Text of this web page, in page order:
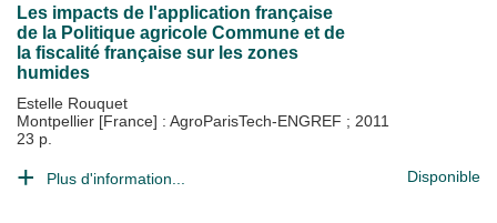
Les impacts de l'application française
de la Politique agricole Commune et de
la fiscalité française sur les zones
humides
Estelle Rouquet
Montpellier [France] : AgroParisTech-ENGREF ; 2011
23 p.
Plus d'information... Disponible